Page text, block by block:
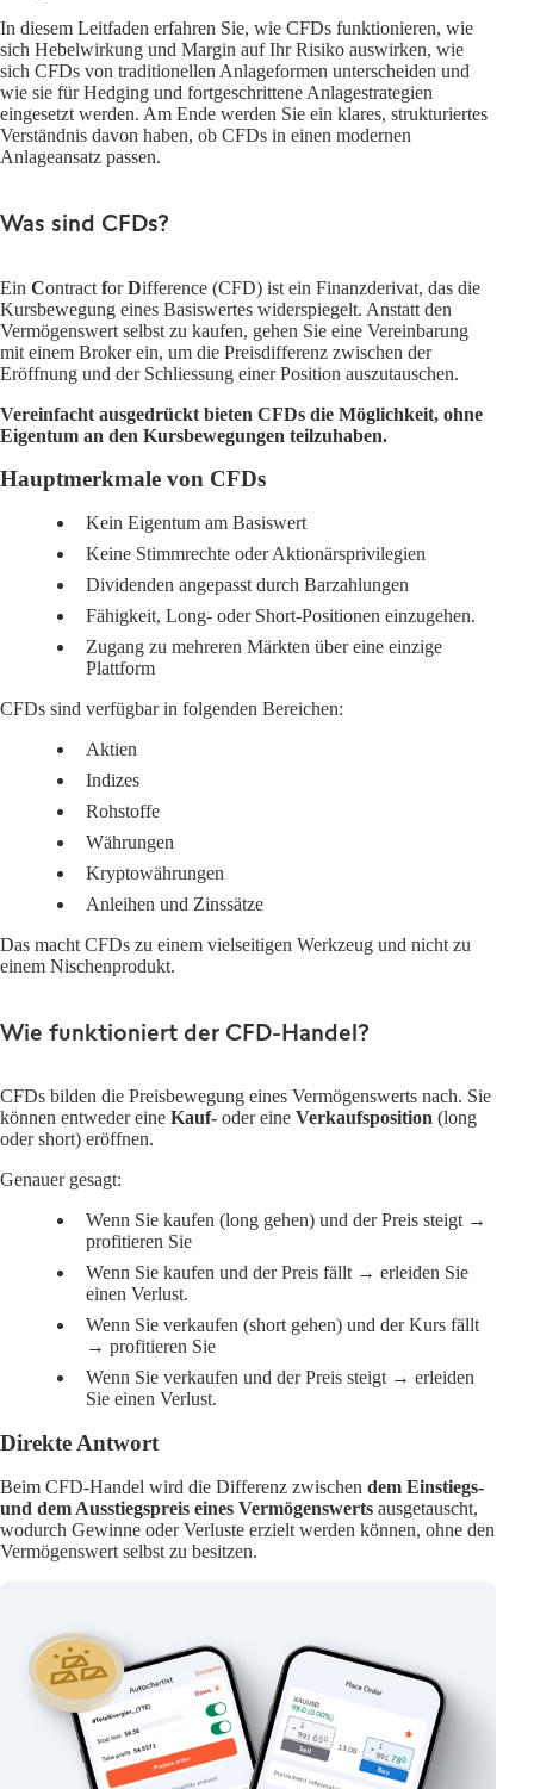
In diesem Leitfaden erfahren Sie, wie CFDs funktionieren, wie
sich Hebelwirkung und Margin auf Ihr Risiko auswirken, wie
sich CFDs von traditionellen Anlageformen unterscheiden und
wie sie für Hedging und fortgeschrittene Anlagestrategien
eingesetzt werden. Am Ende werden Sie ein klares, strukturiertes
Verständnis davon haben, ob CFDs in einen modernen
Anlageansatz passen.
Was sind CFDs?
Ein Contract forDifference (CFD) ist ein Finanzderivat, das die
Kursbewegung eines Basiswertes widerspiegelt. Anstatt den
Vermögenswert selbst zu kaufen, gehen Sie eine Vereinbarung
mit einem Broker ein, um die Preisdifferenz zwischen der
Eröffnung und der Schliessung einer Position auszutauschen.
Vereinfacht ausgedrückt bieten CFDs die Möglichkeit, ohne
Eigentum an den Kursbewegungen teilzuhaben.
Hauptmerkmale von CFDs
Kein Eigentum am Basiswert
Keine Stimmrechte oder Aktionärsprivilegien
Dividenden angepasst durch Barzahlungen
Fähigkeit, Long- oder Short-Positionen einzugehen.
Zugang zu mehreren Märkten über eine einzige
Plattform
CFDs sind verfügbar in folgenden Bereichen:
Aktien
Indizes
Rohstoffe
Währungen
Kryptowährungen
Anleihen und Zinssätze
Das macht CFDs zu einem vielseitigen Werkzeug und nicht zu
einem Nischenprodukt.
Wie funktioniert der CFD-Handel?
CFDs bilden die Preisbewegung eines Vermögenswerts nach. Sie
können entweder eine Kauf- oder eine Verkaufsposition (long
oder short) eröffnen.
Genauer gesagt:
Wenn Sie kaufen (long gehen) und der Preis steigt →
profitieren Sie
Wenn Sie kaufen und der Preis fällt → erleiden Sie
einen Verlust.
Wenn Sie verkaufen (short gehen) und der Kurs fällt
→ profitieren Sie
Wenn Sie verkaufen und der Preis steigt → erleiden
Sie einen Verlust.
Direkte Antwort
Beim CFD-Handel wird die Differenz zwischen dem Einstiegs-
und dem Ausstiegspreis eines Vermögenswerts ausgetauscht,
wodurch Gewinne oder Verluste erzielt werden können, ohne den
Vermögenswert selbst zu besitzen.